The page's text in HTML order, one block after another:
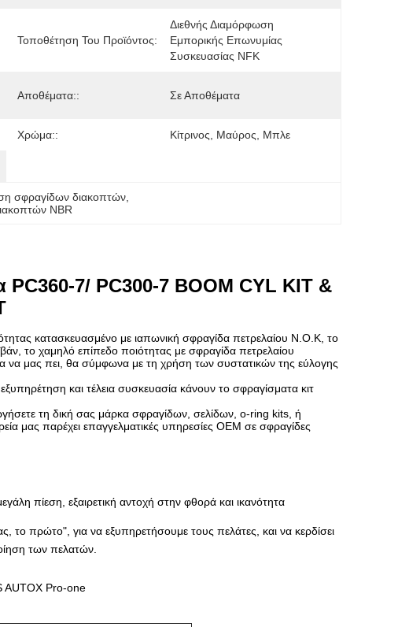
Τοποθέτηση Του Προϊόντος:
Διεθνής Διαμόρφωση
Εμπορικής Επωνυμίας
Συσκευασίας NFK
Αποθέματα:: Σε Αποθέματα
Χρώμα:: Κίτρινος, Μαύρος, Μπλε
σφραγίδων διακοπτών
NBR
7/ PC300-7 BOOM CYL KIT &
κατασκευασμένο με ιαπωνική σφραγίδα πετρελαίου N.O.K, το
το χαμηλό επίπεδο ποιότητας με σφραγίδα πετρελαίου
να μας πει, θα σύμφωνα με τη χρήση των συστατικών της εύλογης
και τέλεια συσκευασία κάνουν το σφραγίσματα κιτ
τη δική σας μάρκα σφραγίδων, σελίδων, ο-ring kits, ή
μας παρέχει επαγγελματικές υπηρεσίες OEM σε σφραγίδες
πίεση, εξαιρετική αντοχή στην φθορά και ικανότητα
το πρώτο", για να εξυπηρετήσουμε τους πελάτες, και να κερδίσει
των πελατών.
AUTOX Pro-one